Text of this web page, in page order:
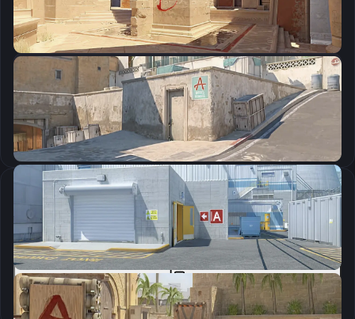
CSGO-T5Zte-fiPcK-EpZFH-dzNoJ-JA7yD
Скопировать
Параметры запуска
Скопировать